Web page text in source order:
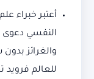
أعتبر خبراء
النفسي
والغرائز
للعالم فرويد